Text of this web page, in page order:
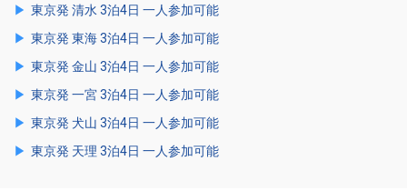
東京発 清水 3泊4日 一人参加可能
東京発 東海 3泊4日 一人参加可能
東京発 金山 3泊4日 一人参加可能
東京発 一宮 3泊4日 一人参加可能
東京発 犬山 3泊4日 一人参加可能
東京発 天理 3泊4日 一人参加可能